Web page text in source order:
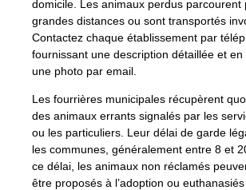
domicile. Les animaux perdus parcourent
grandes distances ou sont transportés
Contactez chaque établissement par
fournissant une description détaillée et
une photo par email.
Les fourrières municipales récupèrent
des animaux errants signalés par les
ou les particuliers. Leur délai de garde
les communes, généralement entre 8 et
ce délai, les animaux non réclamés
être proposés à l’adoption ou